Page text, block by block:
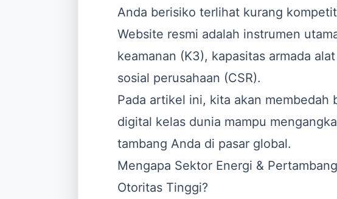
Anda berisiko terlihat kurang
Website resmi adalah instrumen
keamanan (K3), kapasitas armada
sosial perusahaan (CSR).
Pada artikel ini, kita akan membedah
digital kelas dunia mampu
tambang Anda di pasar global.
Mengapa Sektor Energi &
Otoritas Tinggi?